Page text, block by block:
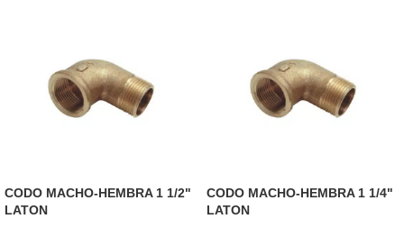
CODO MACHO-HEMBRA 1 1/2"
LATON
CODO MACHO-HEMBRA 1 1/4"
LATON